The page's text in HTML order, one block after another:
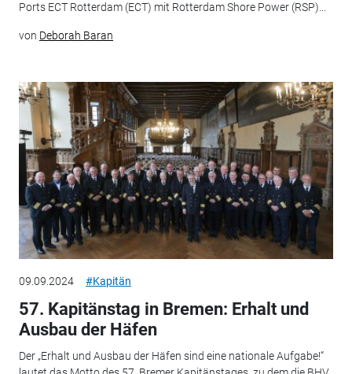
Ports ECT Rotterdam (ECT) mit Rotterdam Shore Power (RSP)...
von Deborah Baran
09.09.2024 #Kapitän
57. Kapitänstag in Bremen: Erhalt und
Ausbau der Häfen
Der „Erhalt und Ausbau der Häfen sind eine nationale Aufgabe!“